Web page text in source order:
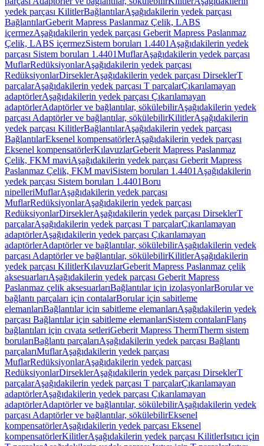
yedek parçası KilitlerBağlantılarAşağıdakilerin yedek parçası
BağlantılarGeberit Mapress Paslanmaz Çelik, LABS
içermezAşağıdakilerin yedek parçası Geberit Mapress Paslanmaz
Çelik, LABS içermezSistem boruları 1.4401 Aşağıdakilerin yedek
parçası Sistem boruları 1.4401MuflarAşağıdakilerin yedek parçası
MuflarRedüksiyonlarAşağıdakilerin yedek parçası
RedüksiyonlarDirseklerAşağıdakilerin yedek parçası DirseklerT
parçalarAşağıdakilerin yedek parçası T parçalarÇıkarılamayan
adaptörlerAşağıdakilerin yedek parçası Çıkarılamayan
adaptörlerAdaptörler ve bağlantılar, sökülebilirAşağıdakilerin yedek
parçası Adaptörler ve bağlantılar, sökülebilirKilitlerAşağıdakilerin
yedek parçası KilitlerBağlantılarAşağıdakilerin yedek parçası
BağlantılarEksenel kompensatörlerAşağıdakilerin yedek parçası
Eksenel kompensatörlerKılavuzlarGeberit Mapress Paslanmaz
Çelik, FKM maviAşağıdakilerin yedek parçası Geberit Mapress
Paslanmaz Çelik, FKM maviSistem boruları 1.4401 Aşağıdakilerin
yedek parçası Sistem boruları 1.4401Boru
nipelleriMuflarAşağıdakilerin yedek parçası
MuflarRedüksiyonlarAşağıdakilerin yedek parçası
RedüksiyonlarDirseklerAşağıdakilerin yedek parçası DirseklerT
parçalarAşağıdakilerin yedek parçası T parçalarÇıkarılamayan
adaptörlerAşağıdakilerin yedek parçası Çıkarılamayan
adaptörlerAdaptörler ve bağlantılar, sökülebilirAşağıdakilerin yedek
parçası Adaptörler ve bağlantılar, sökülebilirKilitlerAşağıdakilerin
yedek parçası KilitlerKılavuzlarGeberit Mapress Paslanmaz çelik
aksesuarlarıAşağıdakilerin yedek parçası Geberit Mapress
Paslanmaz çelik aksesuarlarıBağlantılar için izolasyonlarBorular ve
bağlantı parçaları için contalarBorular için sabitleme
elemanlarıBağlantılar için sabitleme elemanlarıAşağıdakilerin yedek
parçası Bağlantılar için sabitleme elemanlarıSistem contalarıFlanş
bağlantıları için cıvata setleriGeberit Mapress ThermTherm sistem
borularıBağlantı parçalarıAşağıdakilerin yedek parçası Bağlantı
parçalarıMuflarAşağıdakilerin yedek parçası
MuflarRedüksiyonlarAşağıdakilerin yedek parçası
RedüksiyonlarDirseklerAşağıdakilerin yedek parçası DirseklerT
parçalarAşağıdakilerin yedek parçası T parçalarÇıkarılamayan
adaptörlerAşağıdakilerin yedek parçası Çıkarılamayan
adaptörlerAdaptörler ve bağlantılar, sökülebilirAşağıdakilerin yedek
parçası Adaptörler ve bağlantılar, sökülebilirEksenel
kompensatörlerAşağıdakilerin yedek parçası Eksenel
kompensatörlerKilitlerAşağıdakilerin yedek parçası KilitlerIsıtıcı için